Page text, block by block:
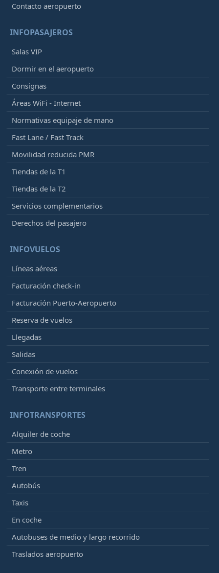
Contacto aeropuerto
INFOPASAJEROS
Salas VIP
Dormir en el aeropuerto
Consignas
Áreas WiFi - Internet
Normativas equipaje de mano
Fast Lane / Fast Track
Movilidad reducida PMR
Tiendas de la T1
Tiendas de la T2
Servicios complementarios
Derechos del pasajero
INFOVUELOS
Líneas aéreas
Facturación check-in
Facturación Puerto-Aeropuerto
Reserva de vuelos
Llegadas
Salidas
Conexión de vuelos
Transporte entre terminales
INFOTRANSPORTES
Alquiler de coche
Metro
Tren
Autobús
Taxis
En coche
Autobuses de medio y largo recorrido
Traslados aeropuerto